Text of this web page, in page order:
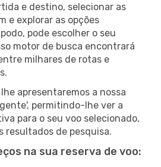
e destino, selecionar as
e explorar as opções
pode escolher o seu
motor de busca encontrará
milhares de rotas e
apresentaremos a nossa
permitindo-lhe ver a
para o seu voo selecionado,
resultados de pesquisa.
na sua reserva de voo: